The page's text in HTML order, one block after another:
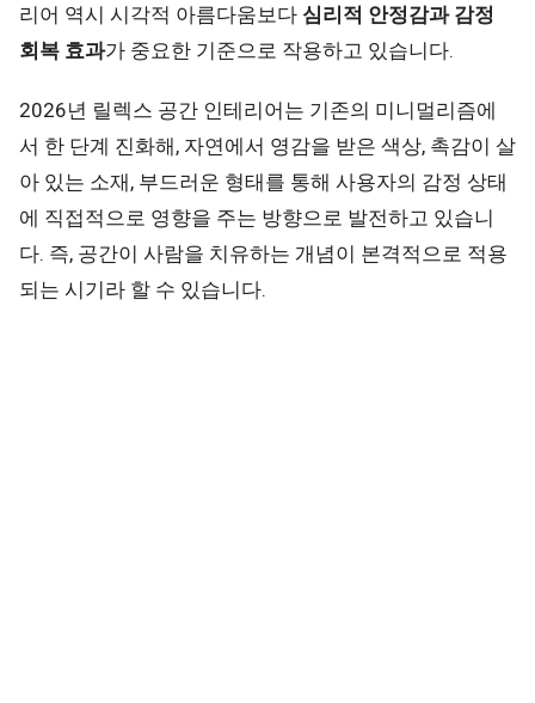
리어 역시 시각적 아름다움보다 심리적 안정감과 감정
회복 효과가 중요한 기준으로 작용하고 있습니다.
2026년 릴렉스 공간 인테리어는 기존의 미니멀리즘에
서 한 단계 진화해, 자연에서 영감을 받은 색상, 촉감이 살
아 있는 소재, 부드러운 형태를 통해 사용자의 감정 상태
에 직접적으로 영향을 주는 방향으로 발전하고 있습니
다. 즉, 공간이 사람을 치유하는 개념이 본격적으로 적용
되는 시기라 할 수 있습니다.